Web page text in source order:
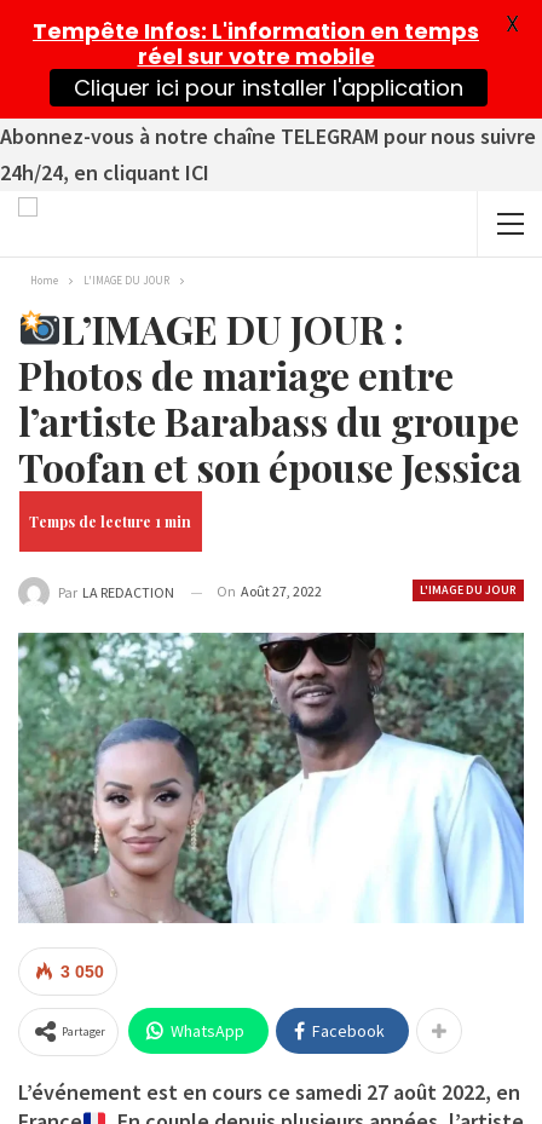
Abonnez-vous à notre chaîne TELEGRAM pour nous suivre
24h/24, en cliquant ICI
Home L'IMAGE DU JOUR
L’IMAGE DU JOUR :
Photos de mariage entre
l’artiste Barabass du groupe
Toofan et son épouse Jessica
L'IMAGE DU JOUR
Par LA REDACTION On Août 27, 2022
3 050
Partager WhatsApp Facebook
L’événement est en cours ce samedi 27 août 2022, en
Tempête Infos: L'information en temps
réel sur votre mobile
Cliquer ici pour installer l'application
X